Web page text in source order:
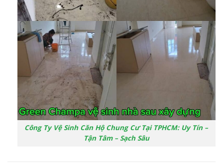
Công Ty Vệ Sinh Căn Hộ Chung Cư Tại TPHCM: Uy Tín –
Tận Tâm – Sạch Sâu